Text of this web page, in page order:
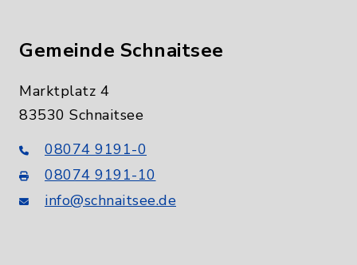
Gemeinde Schnaitsee
Marktplatz 4
83530 Schnaitsee
08074 9191-0
08074 9191-10
info@schnaitsee.de